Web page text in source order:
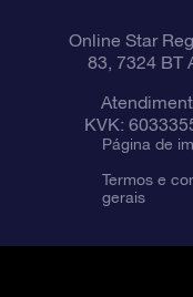
Online Star
83, 7324 BT
KVK:
Página de
Termos e
gerais